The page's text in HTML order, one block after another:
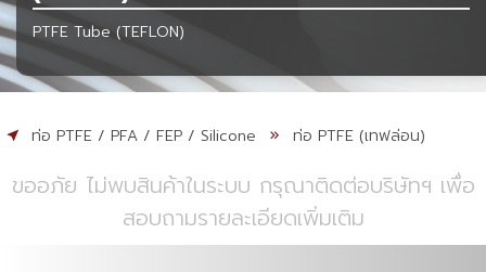
PTFE Tube (TEFLON)
ท่อ PTFE / PFA / FEP / Silicone ท่อ PTFE (เทฟล่อน)
ขออภัย ไม่พบสินค้าในระบบ กรุณาติดต่อบริษัทฯ เพื่อ
สอบถามรายละเอียดเพิ่มเติม